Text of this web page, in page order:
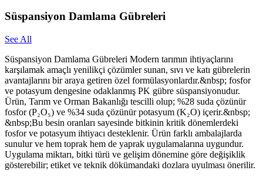
Süspansiyon Damlama Gübreleri
See All
Süspansiyon Damlama Gübreleri Modern tarımın ihtiyaçlarını
karşılamak amaçlı yenilikçi çözümler sunan, sıvı ve katı gübrelerin
avantajlarını bir araya getiren özel formülasyonlardır.&nbsp; fosfor
ve potasyum dengesine odaklanmış PK gübre süspansiyonudur.
Ürün, Tarım ve Orman Bakanlığı tescilli olup; %28 suda çözünür
fosfor (P₂O₅) ve %34 suda çözünür potasyum (K₂O) içerir.&nbsp;
&nbsp;Bu besin oranları sayesinde bitkinin kritik dönemlerdeki
fosfor ve potasyum ihtiyacı desteklenir. Ürün farklı ambalajlarda
sunulur ve hem toprak hem de yaprak uygulamalarına uygundur.
Uygulama miktarı, bitki türü ve gelişim dönemine göre değişiklik
gösterebilir; etiket ve teknik dökümandaki dozlara uyulması önerilir.